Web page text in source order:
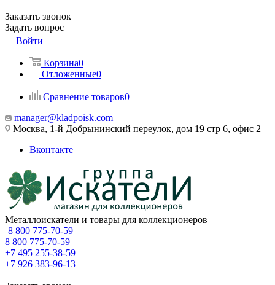
Заказать звонок
Задать вопрос
Войти
Корзина0
Отложенные0
Сравнение товаров0
manager@kladpoisk.com
Москва, 1-й Добрынинский переулок, дом 19 стр 6, офис 2
Вконтакте
Металлоискатели и товары для коллекционеров
8 800 775-70-59
8 800 775-70-59
+7 495 255-38-59
+7 926 383-96-13